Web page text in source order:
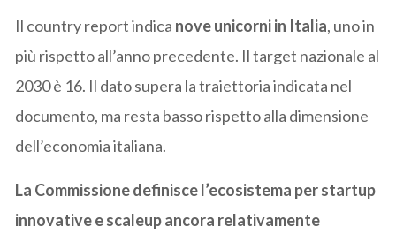
Il country report indica nove unicorni in Italia, uno in
più rispetto all’anno precedente. Il target nazionale al
2030 è 16. Il dato supera la traiettoria indicata nel
documento, ma resta basso rispetto alla dimensione
dell’economia italiana.
La Commissione definisce l’ecosistema per startup
innovative e scaleup ancora relativamente